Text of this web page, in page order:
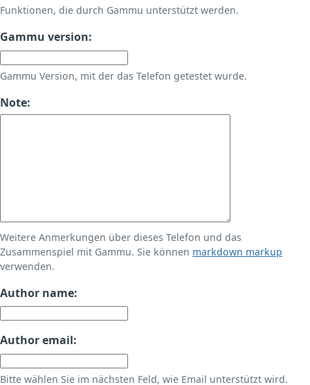
Funktionen, die durch Gammu unterstützt werden.
Gammu version:
Gammu Version, mit der das Telefon getestet wurde.
Note:
Weitere Anmerkungen über dieses Telefon und das
Zusammenspiel mit Gammu. Sie können markdown markup
verwenden.
Author name:
Author email:
Bitte wählen Sie im nächsten Feld, wie Email unterstützt wird.